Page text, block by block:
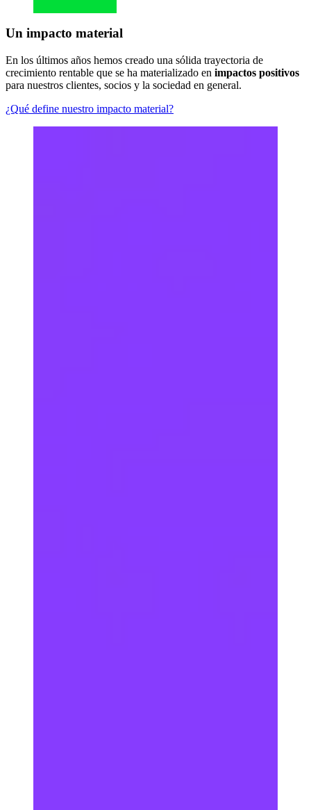
Un impacto material
En los últimos años hemos creado una sólida trayectoria de
crecimiento rentable que se ha materializado en impactos positivos
para nuestros clientes, socios y la sociedad en general.
¿Qué define nuestro impacto material?